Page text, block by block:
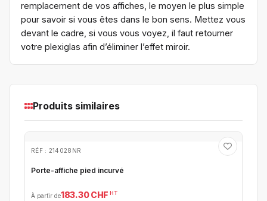
remplacement de vos affiches, le moyen le plus simple
pour savoir si vous êtes dans le bon sens. Mettez vous
devant le cadre, si vous vous voyez, il faut retourner
votre plexiglas afin d’éliminer l’effet miroir.
Produits similaires
RÉF : 214028NR
Porte-affiche pied incurvé
À partir de183.30 CHF HT